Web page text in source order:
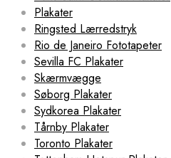
Plakater
Ringsted Lærredstryk
Rio de Janeiro Fototapeter
Sevilla FC Plakater
Skærmvægge
Søborg Plakater
Sydkorea Plakater
Tårnby Plakater
Toronto Plakater